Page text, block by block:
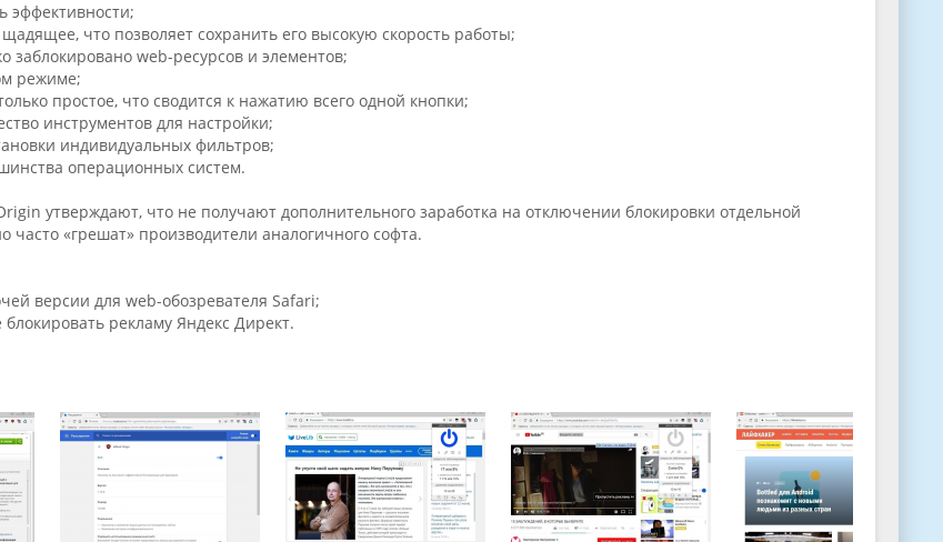
эффективности;
что позволяет сохранить его высокую скорость работы;
заблокировано web-ресурсов и элементов;
режиме;
простое, что сводится к нажатию всего одной кнопки;
инструментов для настройки;
индивидуальных фильтров;
операционных систем.
утверждают, что не получают дополнительного заработка на отключении блокировки отдельной
часто «грешат» производители аналогичного софта.
версии для web-обозревателя Safari;
рекламу Яндекс Директ.